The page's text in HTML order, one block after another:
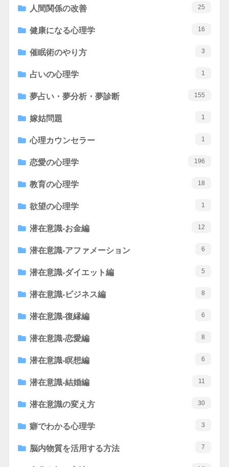
人間関係の改善 25
健康になる心理学 16
催眠術のやり方 3
占いの心理学 1
夢占い・夢分析・夢診断 155
嫁姑問題 1
心理カウンセラー 1
恋愛の心理学 196
教育の心理学 18
欲望の心理学 1
潜在意識-お金編 12
潜在意識-アファメーション 6
潜在意識-ダイエット編 5
潜在意識-ビジネス編 8
潜在意識-復縁編 6
潜在意識-恋愛編 8
潜在意識-瞑想編 6
潜在意識-結婚編 11
潜在意識の変え方 30
癖でわかる心理学 3
脳内物質を活用する方法 7